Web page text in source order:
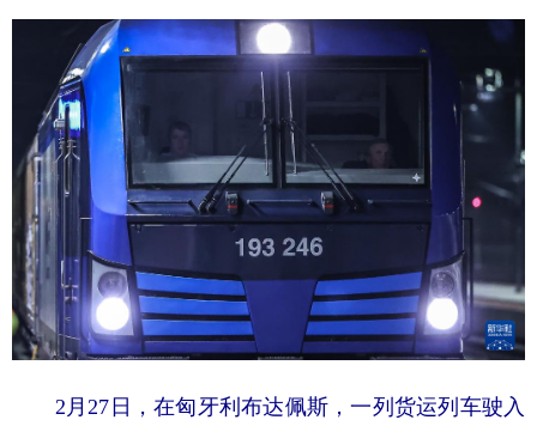
2月27日，在匈牙利布达佩斯，一列货运列车驶入